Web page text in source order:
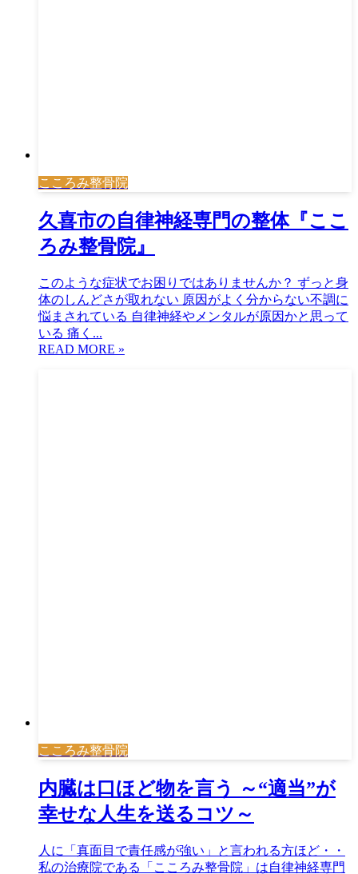
こころみ整骨院
久喜市の自律神経専門の整体『ここ
ろみ整骨院』
このような症状でお困りではありませんか？ ずっと身
体のしんどさが取れない 原因がよく分からない不調に
悩まされている 自律神経やメンタルが原因かと思って
いる 痛く...
こころみ整骨院
内臓は口ほど物を言う ～“適当”が
幸せな人生を送るコツ～
人に「真面目で責任感が強い」と言われる方ほど・・
私の治療院である「こころみ整骨院」は自律神経専門